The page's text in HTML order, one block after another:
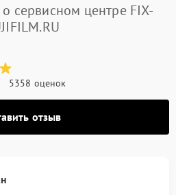
сервисном центре FIX-
5358 оценок
отзыв